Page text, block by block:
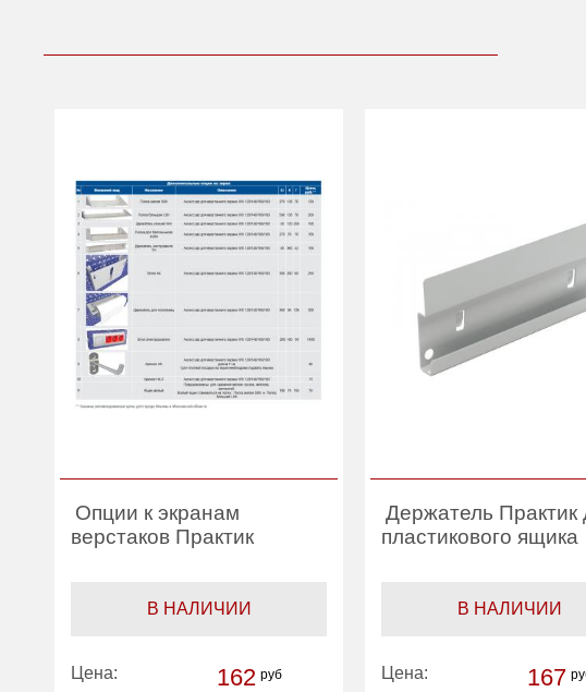
Опции к экранам
верстаков Практик
В НАЛИЧИИ
Цена: 162 руб
Держатель Практик
пластикового ящика
В НАЛИЧИИ
Цена: 167